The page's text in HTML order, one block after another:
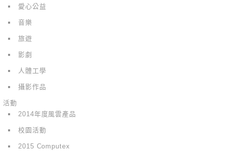
愛心公益
音樂
旅遊
影劇
人體工學
攝影作品
活動
2014年度風雲產品
校園活動
2015 Computex